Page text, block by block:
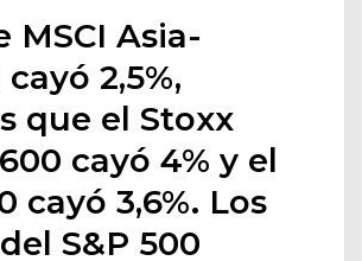
MSCI Asia-
2,5%,
que el Stoxx
cayó 4% y el
cayó 3,6%. Los
S&P 500